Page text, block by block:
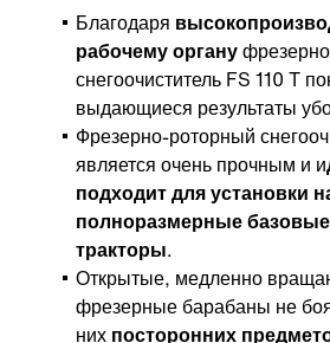
Благодаря
рабочему органу
снегоочиститель FS 110 T
выдающиеся результаты
Фрезерно-роторный
является очень прочным и и
подходит для установки
полноразмерные
тракторы.
Открытые, медленно
фрезерные барабаны не
них посторонних